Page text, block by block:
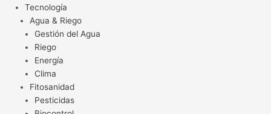
Tecnología
Agua & Riego
Gestión del Agua
Riego
Energía
Clima
Fitosanidad
Pesticidas